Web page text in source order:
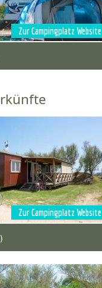
Zur Campingplatz Website
Zur Campingplatz Website